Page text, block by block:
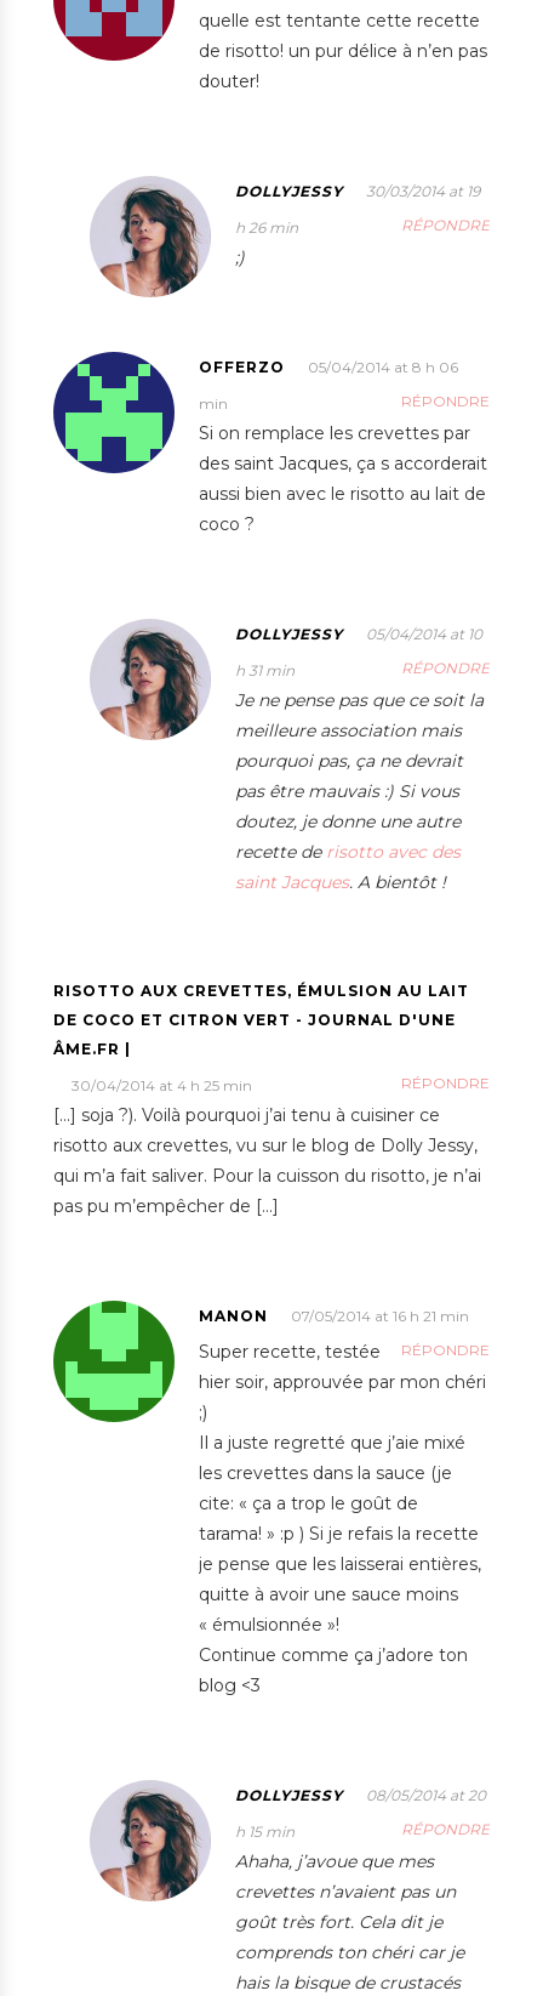
quelle est tentante cette recette
de risotto! un pur délice à n’en pas
douter!
DOLLYJESSY
30/03/2014 at 19
h 26 min
RÉPONDRE
;)
OFFERZO
05/04/2014 at 8 h 06
min
RÉPONDRE
Si on remplace les crevettes par
des saint Jacques, ça s accorderait
aussi bien avec le risotto au lait de
coco ?
DOLLYJESSY
05/04/2014 at 10
h 31 min
RÉPONDRE
Je ne pense pas que ce soit la
meilleure association mais
pourquoi pas, ça ne devrait
pas être mauvais :) Si vous
doutez, je donne une autre
recette de risotto avec des
saint Jacques. A bientôt !
RISOTTO AUX CREVETTES, ÉMULSION AU LAIT
DE COCO ET CITRON VERT - JOURNAL D'UNE
ÂME.FR |
30/04/2014 at 4 h 25 min
RÉPONDRE
[…] soja ?). Voilà pourquoi j’ai tenu à cuisiner ce
risotto aux crevettes, vu sur le blog de Dolly Jessy,
qui m’a fait saliver. Pour la cuisson du risotto, je n’ai
pas pu m’empêcher de […]
MANON
07/05/2014 at 16 h 21 min
RÉPONDRE
Super recette, testée
hier soir, approuvée par mon chéri
;)
Il a juste regretté que j’aie mixé
les crevettes dans la sauce (je
cite: « ça a trop le goût de
tarama! » :p ) Si je refais la recette
je pense que les laisserai entières,
quitte à avoir une sauce moins
« émulsionnée »!
Continue comme ça j’adore ton
blog <3
DOLLYJESSY
08/05/2014 at 20
h 15 min
RÉPONDRE
Ahaha, j’avoue que mes
crevettes n’avaient pas un
goût très fort. Cela dit je
comprends ton chéri car je
hais la bisque de crustacés